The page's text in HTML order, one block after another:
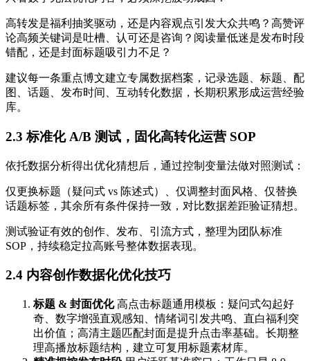
高转发是福利抽奖驱动，还是内容观点引发大众共鸣？高赞评
论高频关键词是吐槽、认可还是咨询？阅读量低迷是发布时段
错配，还是封面标题吸引力不足？
建议每一条重点博文建立专属数据档案，记录选题、标题、配
图、话题、发布时间、互动转化数据，长期积累形成运营经验
库。
2.3 标准化 A/B 测试，固化高转化运营 SOP
依托数据分析得出优化猜想后，通过控制变量法做对照测试：
仅更换标题（疑问式 vs 陈述式）、仅调整封面风格、仅替换
话题标签，其余所有条件保持一致，对比数据差距验证猜想。
测试验证有效的创作、发布、引流方式，整理为团队标准
SOP，持续稳定拉高账号整体数据表现。
2.4 内容创作数据化优化技巧
标题 & 封面优化高点击标题通用模板：疑问式勾起好
奇、数字增强直观感知、情绪词引发共鸣、直白福利突
出价值；高清主题匹配封面是提升点击率基础。长期整
理高播放标题结构，建立可复用标题素材库。